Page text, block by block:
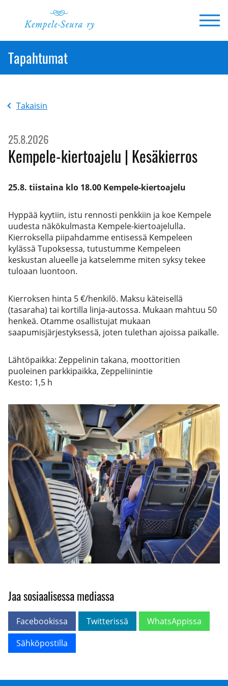
Tapahtumat
Takaisin
25.8.2026
Kempele-kiertoajelu | Kesäkierros
25.8. tiistaina klo 18.00 Kempele-kiertoajelu
Hyppää kyytiin, istu rennosti penkkiin ja koe Kempele
uudesta näkökulmasta Kempele-kiertoajelulla.
Kierroksella piipahdamme entisessä Kempeleen
kylässä Tupoksessa, tutustumme Kempeleen
keskustan alueelle ja katselemme miten syksy tekee
tuloaan luontoon.
Kierroksen hinta 5 €/henkilö. Maksu käteisellä
(tasaraha) tai kortilla linja-autossa. Mukaan mahtuu 50
henkeä. Otamme osallistujat mukaan
saapumisjärjestyksessä, joten tulethan ajoissa paikalle.
Lähtöpaikka: Zeppelinin takana, moottoritien
puoleinen parkkipaikka, Zeppeliinintie
Kesto: 1,5 h
Jaa sosiaalisessa mediassa
Facebookissa Twitterissä
WhatsAppissa
Sähköpostilla